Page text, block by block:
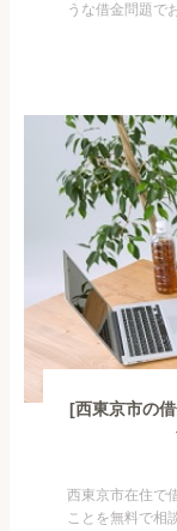
うな借金問題で
たくない・借金
りますよ...
[西東京市の
西東京市在住で
ことを無料で相